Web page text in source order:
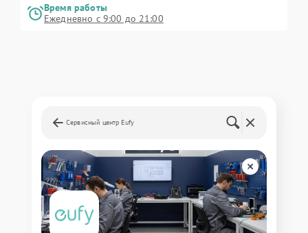
Время работы
Ежедневно с 9:00 до 21:00
Сервисный центр Eufy